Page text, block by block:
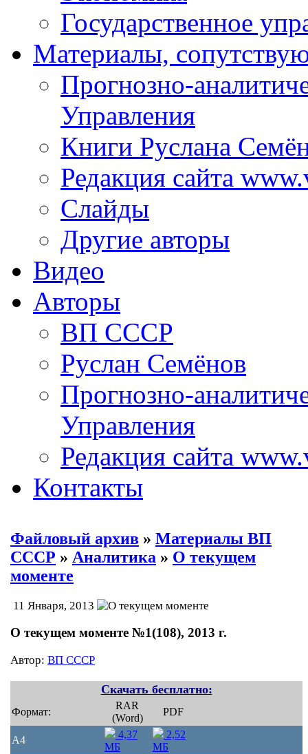
Государственное
Материалы,
Прогнозно-
Управления
Книги Руслана
Редакция сайта
Слайды
Другие авторы
Видео
Авторы
ВП СССР
Руслан Семёнов
Прогнозно-
Управления
Редакция сайта
Контакты
Файловый архив » Материалы ВП
СССР » Аналитика » О текущем
моменте
11 Января, 2013
О текущем моменте №1(108), 2013 г.
Автор: ВП СССР
Скачать бесплатно:
Формат:
RAR
(Word)
PDF
A4
4,37
МБ
2,52
МБ